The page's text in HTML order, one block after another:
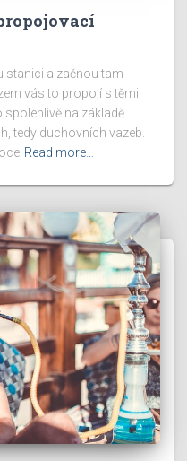
stanici a začnou tam
vás to propojí s těmi
spolehlivě na základě
tedy duchovních vazeb.
Read more…